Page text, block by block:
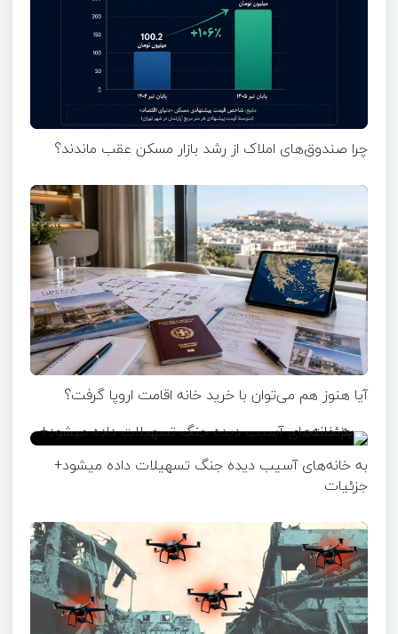
چرا صندوق‌های املاک از رشد بازار مسکن عقب ماندند؟
آیا هنوز هم می‌توان با خرید خانه اقامت اروپا گرفت؟
به خانه‌های آسیب دیده جنگ تسهیلات داده میشود+
جزئیات